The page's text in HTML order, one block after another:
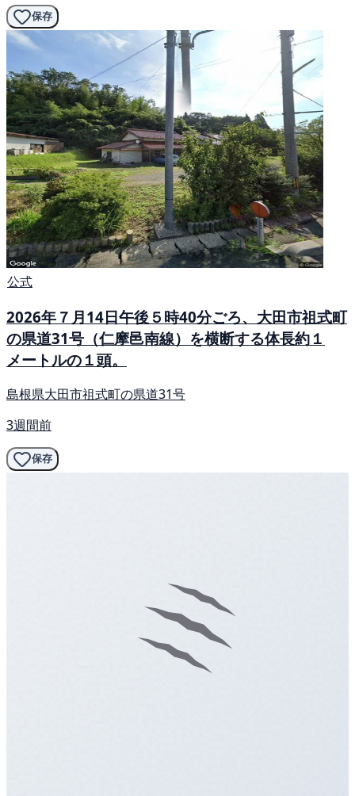
保存
公式
2026年７月14日午後５時40分ごろ、大田市祖式町
の県道31号（仁摩邑南線）を横断する体長約１
メートルの１頭。
島根県大田市祖式町の県道31号
3週間前
保存